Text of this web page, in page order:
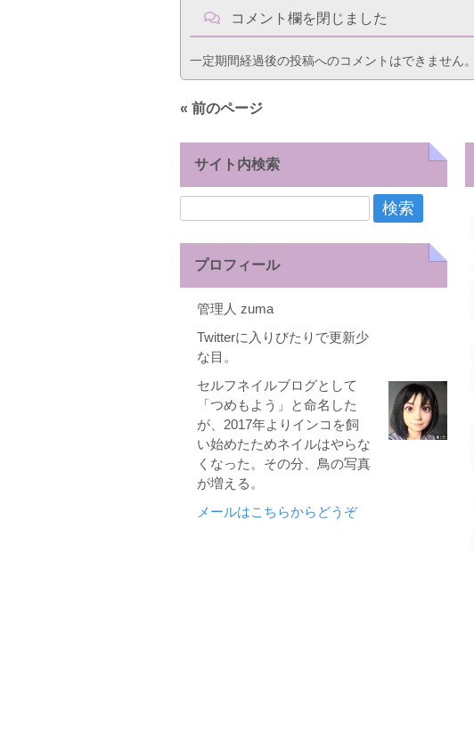
コメント欄を閉じました
一定期間経過後の投稿へのコメントはできません。
« 前のページ
サイト内検索
索:
プロフィール
管理人 zuma
Twitterに入りびたりで更新少
な目。
セルフネイルブログとして
「つめもよう」と命名した
が、2017年よりインコを飼
い始めたためネイルはやらな
くなった。その分、鳥の写真
が増える。
メールはこちらからどうぞ